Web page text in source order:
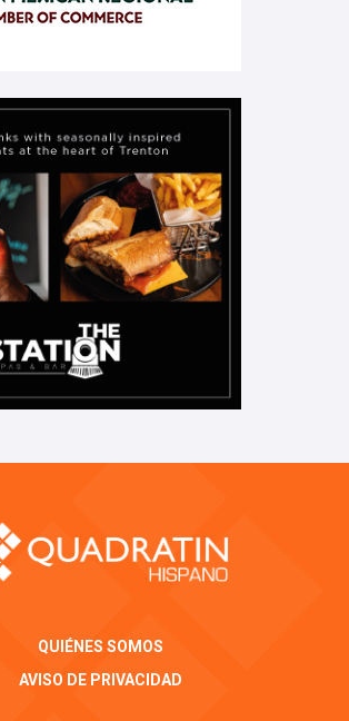
QUIÉNES SOMOS
AVISO DE PRIVACIDAD